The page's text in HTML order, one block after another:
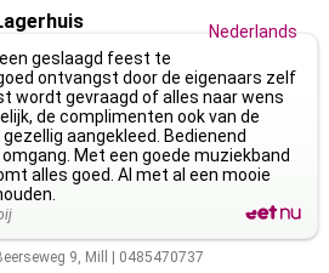
Nederlands
geslaagd feest te
ontvangst door de eigenaars zelf
wordt gevraagd of alles naar wens
de complimenten ook van de
aangekleed. Bedienend
Met een goede muziekband
alles goed. Al met al een mooie
9, Mill 0485470737